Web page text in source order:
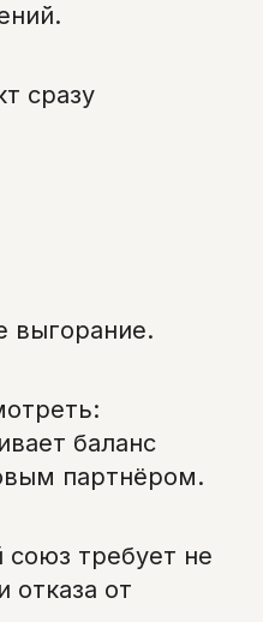
сразу
выгорание.
баланс
партнёром.
требует не
отказа от